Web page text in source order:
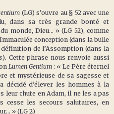
(LG) s’ouvre au § 52 avec une
dans sa très grande bonté et
monde, Dieu… » (LG 52), comme
conception (dans la bulle
de l’Assomption (dans la
). Cette phrase nous renvoie aussi
Lumen Gentium : « Le Père éternel
et mystérieuse de sa sagesse et
décidé d’élever les hommes à la
leur chute en Adam, il ne les a pas
cesse les secours salutaires, en
» (LG 2)